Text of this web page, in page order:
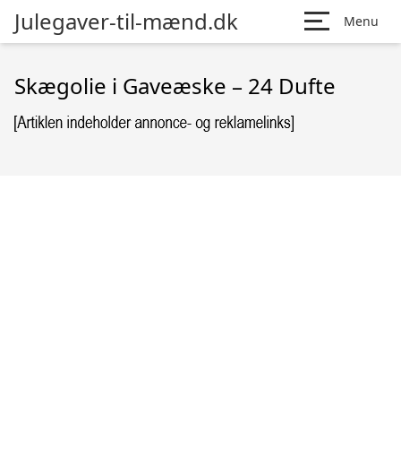
Julegaver-til-mænd.dk Menu
Skægolie i Gaveæske – 24 Dufte